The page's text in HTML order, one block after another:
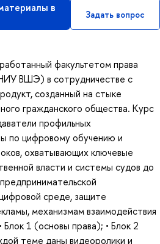
в
Задать вопрос
факультетом права
ВШЭ) в сотрудничестве с
созданный на стыке
гражданского общества. Курс
профильных
по цифровому обучению и
охватывающих ключевые
власти и системы судов до
среде, защите
механизмам взаимодействия
1 (основы права); • Блок 2
теме даны видеоролики и